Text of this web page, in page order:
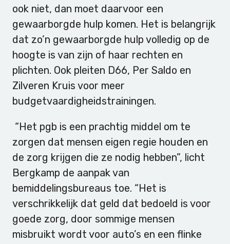
ook niet, dan moet daarvoor een
gewaarborgde hulp komen. Het is belangrijk
dat zo’n gewaarborgde hulp volledig op de
hoogte is van zijn of haar rechten en
plichten. Ook pleiten D66, Per Saldo en
Zilveren Kruis voor meer
budgetvaardigheidstrainingen.
“Het pgb is een prachtig middel om te
zorgen dat mensen eigen regie houden en
de zorg krijgen die ze nodig hebben”, licht
Bergkamp de aanpak van
bemiddelingsbureaus toe. “Het is
verschrikkelijk dat geld dat bedoeld is voor
goede zorg, door sommige mensen
misbruikt wordt voor auto’s en een flinke